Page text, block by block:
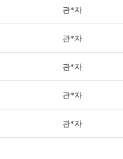
관*자
관*자
관*자
관*자
관*자